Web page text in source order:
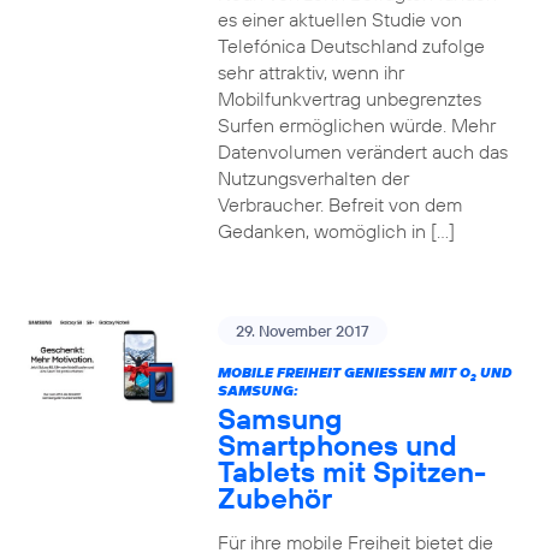
es einer aktuellen Studie von
Telefónica Deutschland zufolge
sehr attraktiv, wenn ihr
Mobilfunkvertrag unbegrenztes
Surfen ermöglichen würde. Mehr
Datenvolumen verändert auch das
Nutzungsverhalten der
Verbraucher. Befreit von dem
Gedanken, womöglich in […]
29. November 2017
MOBILE FREIHEIT GENIESSEN MIT O 2UND
SAMSUNG:
Samsung
Smartphones und
Tablets mit Spitzen-
Zubehör
Für ihre mobile Freiheit bietet die